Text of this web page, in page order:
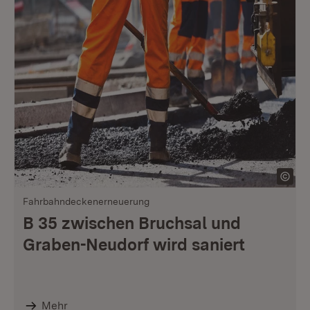
Fahrbahndeckenerneuerung
B 35 zwischen Bruchsal und
Graben-Neudorf wird saniert
Mehr